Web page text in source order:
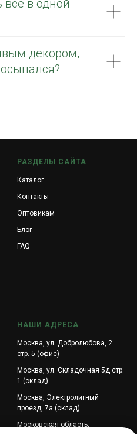
в одной
декором,
РАЗДЕЛЫ САЙТА
Каталог
Контакты
Оптовикам
Блог
FAQ
НАШИ АДРЕСА
Москва, ул. Добролюбова, 2
стр. 5 (офис)
Москва, ул. Складочная 5д стр.
1 (склад)
Москва, Электролитный
проезд, 7а (склад)
Московская область,